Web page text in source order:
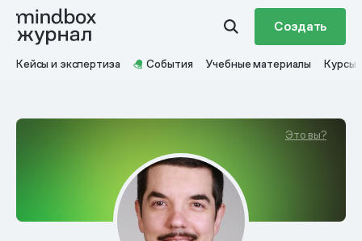
Создать
Кейсы и экспертиза События Учебные материалы Курсы
Это вы?